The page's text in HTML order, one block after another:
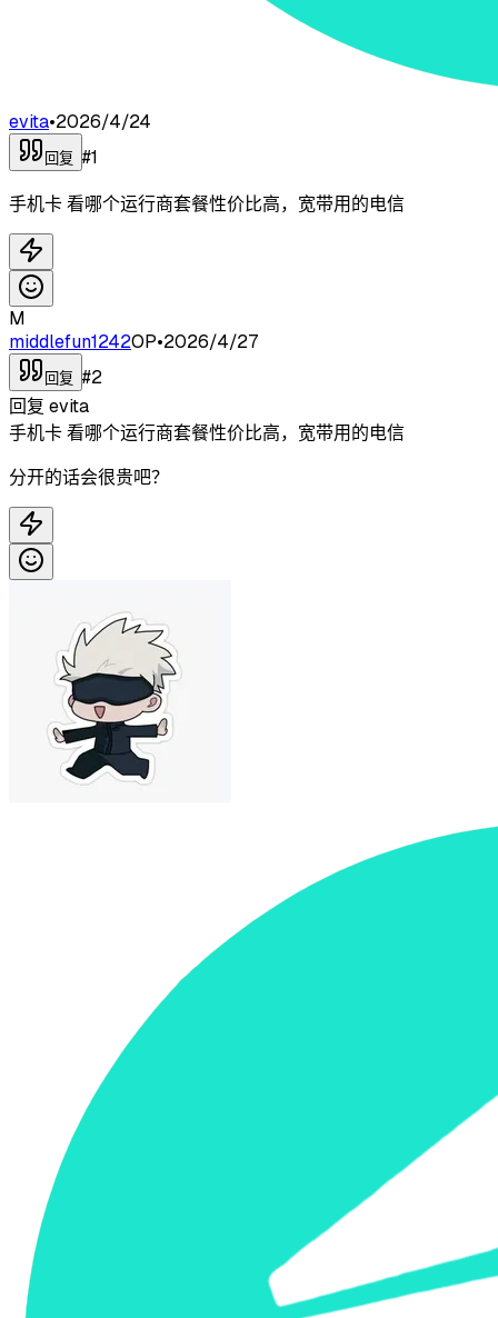
evita•2026/4/24
回复 #1
手机卡 看哪个运行商套餐性价比高，宽带用的电信
M
middlefun1242OP•2026/4/27
回复 #2
回复 evita
手机卡 看哪个运行商套餐性价比高，宽带用的电信
分开的话会很贵吧？